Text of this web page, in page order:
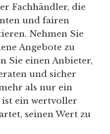
Fachhändler, die
und fairen
Nehmen Sie
Angebote zu
Sie einen Anbieter,
und sicher
als nur ein
ist ein wertvoller
seinen Wert zu